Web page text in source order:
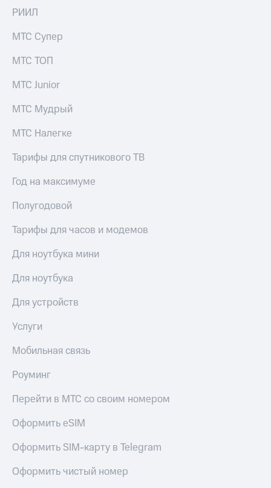
РИИЛ
МТС Супер
МТС ТОП
МТС Junior
МТС Мудрый
МТС Налегке
Тарифы для спутникового ТВ
Год на максимуме
Полугодовой
Тарифы для часов и модемов
Для ноутбука мини
Для ноутбука
Для устройств
Услуги
Мобильная связь
Роуминг
Перейти в МТС со своим номером
Оформить eSIM
Оформить SIM-карту в Telegram
Оформить чистый номер